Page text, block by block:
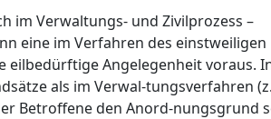
im Verwaltungs- und Zivilprozess –
eine im Verfahren des einstweiligen
eilbedürftige Angelegenheit voraus.
als im Verwal-tungsverfahren
Betroffene den Anord-nungsgrund